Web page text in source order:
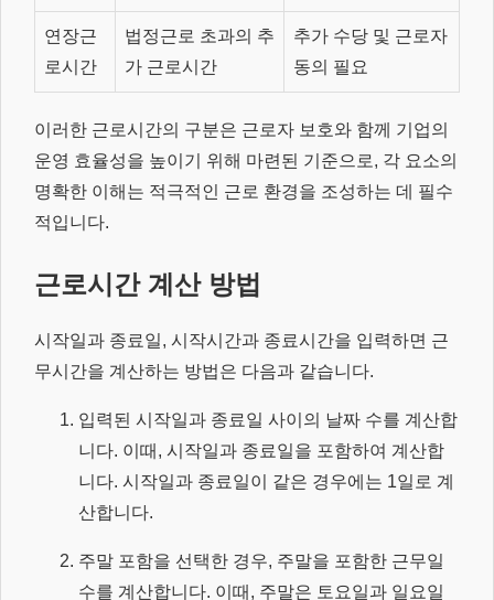
연장근
로시간
법정근로 초과의 추
가 근로시간
추가 수당 및 근로자
동의 필요
이러한 근로시간의 구분은 근로자 보호와 함께 기업의
운영 효율성을 높이기 위해 마련된 기준으로, 각 요소의
명확한 이해는 적극적인 근로 환경을 조성하는 데 필수
적입니다.
근로시간 계산 방법
시작일과 종료일, 시작시간과 종료시간을 입력하면 근
무시간을 계산하는 방법은 다음과 같습니다.
입력된 시작일과 종료일 사이의 날짜 수를 계산합
니다. 이때, 시작일과 종료일을 포함하여 계산합
니다. 시작일과 종료일이 같은 경우에는 1일로 계
산합니다.
주말 포함을 선택한 경우, 주말을 포함한 근무일
수를 계산합니다. 이때, 주말은 토요일과 일요일